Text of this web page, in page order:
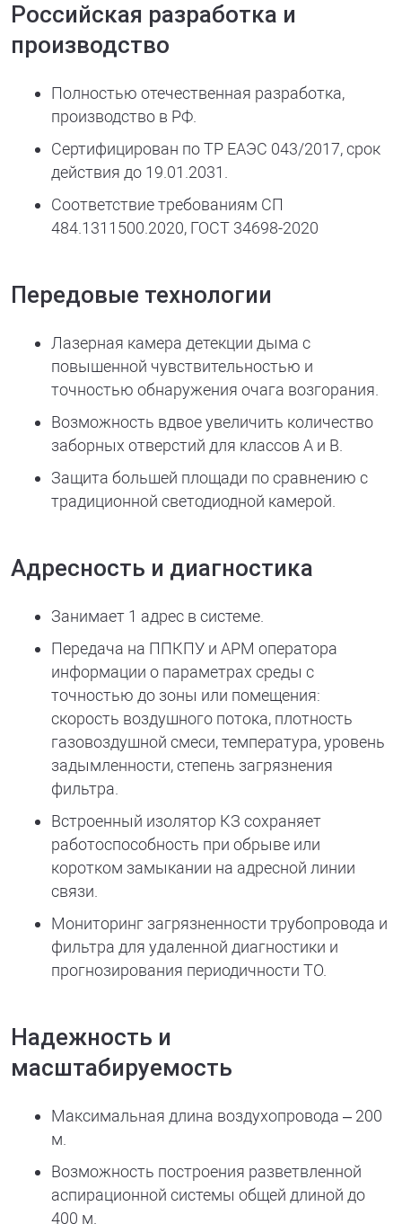
Российская разработка и
производство
Полностью отечественная разработка,
производство в РФ.
Сертифицирован по ТР ЕАЭС 043/2017, срок
действия до 19.01.2031.
Соответствие требованиям СП
484.1311500.2020, ГОСТ 34698-2020
Передовые технологии
Лазерная камера детекции дыма с
повышенной чувствительностью и
точностью обнаружения очага возгорания.
Возможность вдвое увеличить количество
заборных отверстий для классов A и B.
Защита большей площади по сравнению с
традиционной светодиодной камерой.
Адресность и диагностика
Занимает 1 адрес в системе.
Передача на ППКПУ и АРМ оператора
информации о параметрах среды с
точностью до зоны или помещения:
скорость воздушного потока, плотность
газовоздушной смеси, температура, уровень
задымленности, степень загрязнения
фильтра.
Встроенный изолятор КЗ сохраняет
работоспособность при обрыве или
коротком замыкании на адресной линии
связи.
Мониторинг загрязненности трубопровода и
фильтра для удаленной диагностики и
прогнозирования периодичности ТО.
Надежность и
масштабируемость
Максимальная длина воздухопровода – 200
м.
Возможность построения разветвленной
аспирационной системы общей длиной до
400 м.